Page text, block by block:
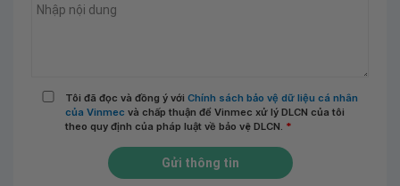
Tôi đã đọc và đồng ý với Chính sách bảo vệ dữ liệu cá nhân
của Vinmec và chấp thuận để Vinmec xử lý DLCN của tôi
theo quy định của pháp luật về bảo vệ DLCN. *
Gửi thông tin